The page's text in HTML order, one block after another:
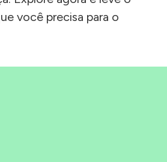
você precisa para o